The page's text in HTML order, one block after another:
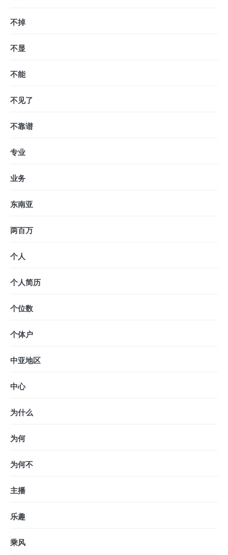
不掉
不显
不能
不见了
不靠谱
专业
业务
东南亚
两百万
个人
个人简历
个位数
个体户
中亚地区
中心
为什么
为何
为何不
主播
乐趣
乘风